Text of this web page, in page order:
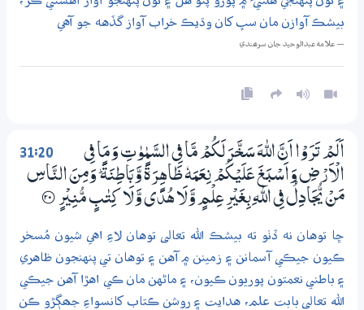
بيشڪ آوازن مان سڀ کان وڌيڪ خراب آواز گڏهه جو آهي
— علامه عبدالوحيد جان سرھندي
31:20
اَلَمْ تَرَوْا اَنَّ اللّٰهَ سَـخَّرَ لَكُمْ مَّا فِي السَّمٰوٰتِ وَمَا فِي
الْاَرْضِ وَاَسْبَغَ عَلَيْكُمْ نِعَمَهٗ ظَاهِرَةً وَّبَاطِنَةً ۭ وَمِنَ النَّاسِ
مَنْ يُّجَادِلُ فِي اللّٰهِ بِغَيْرِ عِلْمٍ وَّلَا هُدًى وَّلَا كِتٰبٍ مُّنِيْرٍ
؀20
ڇا توهان نه ڏٺو ته بيشڪ الله تعالى توهان لاءِ اهي شيون مُسخر
ڪيون جيڪي آسمانن ۽ زمينن ۾ آهن ۽ توهان تي پنهنجون ظاهري
۽ باطني نعمتون پوريون ڪيون، ۽ ماڻهن مان ڪي اهڙا آهن جيڪي
الله تعالى بابت علم، هدايت ۽ روشن ڪتاب کانسواءِ جھڳڙو ڪن